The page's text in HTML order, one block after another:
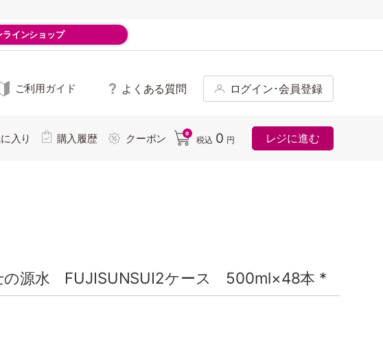
ラインショップ
ご利用ガイド よくある質問 ログイン･会員登録
入り 購入履歴 クーポン 0
税込 0 円 レジに進む
の源水 FUJISUNSUI2ケース 500ml×48本 *